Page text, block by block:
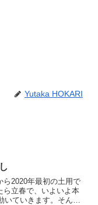
Yutaka HOKARI
ら2020年最初の土用で
ら立春で、いよいよ本
いていきます。そんな